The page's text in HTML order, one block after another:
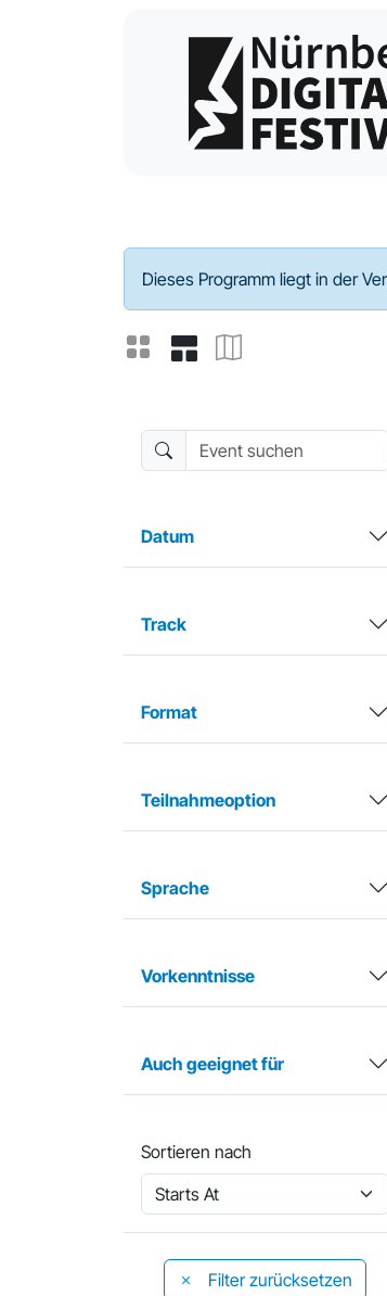
Programm -
Dieses Programm liegt in der
Event suchen
Datum
Track
Format
Teilnahmeoption
Sprache
Vorkenntnisse
Auch geeignet für
Sortieren nach
Filter zurücksetzen